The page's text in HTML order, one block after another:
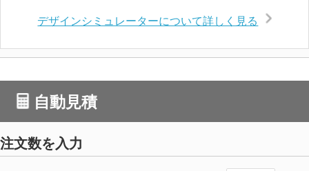
デザインシミュレーターについて詳しく見る
自動見積
注文数を入力